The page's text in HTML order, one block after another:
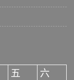
五
六